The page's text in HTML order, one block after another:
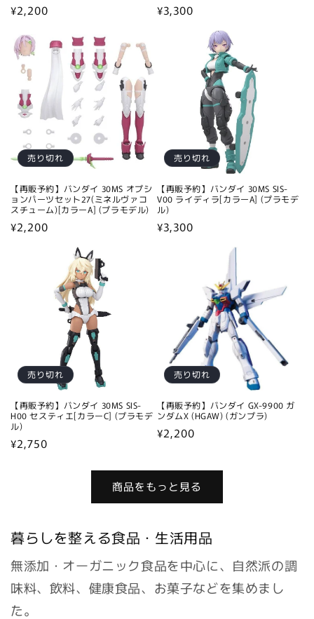
通
価
格
¥2,200
通
¥3,300
売り切れ
【再販予約】バンダイ 30MS オプシ
ョンパーツセット27(ミネルヴァコ
スチューム)[カラーA] (プラモデル)
通
¥2,200
売り切れ
【再販予約】バンダイ 30MS SIS-
V00 ライディラ[カラーA] (プラモデ
ル)
通
¥3,300
売り切れ
【再販予約】バンダイ 30MS SIS-
H00 セスティエ[カラーC] (プラモデ
ル)
通
¥2,750
売り切れ
【再販予約】バンダイ GX-9900 ガ
ンダムX (HGAW) (ガンプラ)
通
価
格
¥2,200
商品をもっと見る
暮らしを整える食品・生活用品
無添加・オーガニック食品を中心に、自然派の調
味料、飲料、健康食品、お菓子などを集めまし
た。